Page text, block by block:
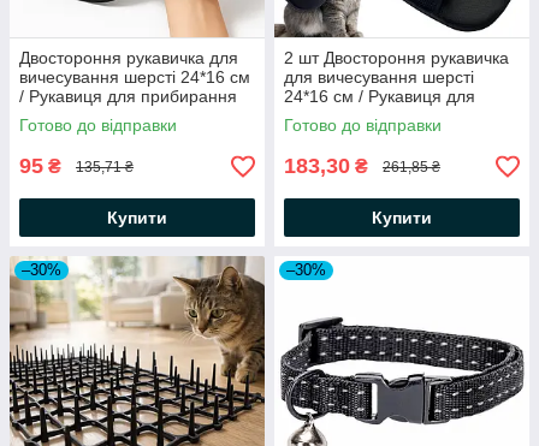
Двостороння рукавичка для
вичесування шерсті 24*16 см
/ Рукавиця для прибирання
шерсті / Щітка-рукавичка для
шерсті
Готово до відправки
95 ₴ 135,71 ₴
Купити
2 шт Двостороння рукавичка
для вичесування шерсті
24*16 см / Рукавиця для
прибирання шерсті / Щітка
для шерсті
Готово до відправки
183,30 ₴ 261,85 ₴
Купити
–30% –30%